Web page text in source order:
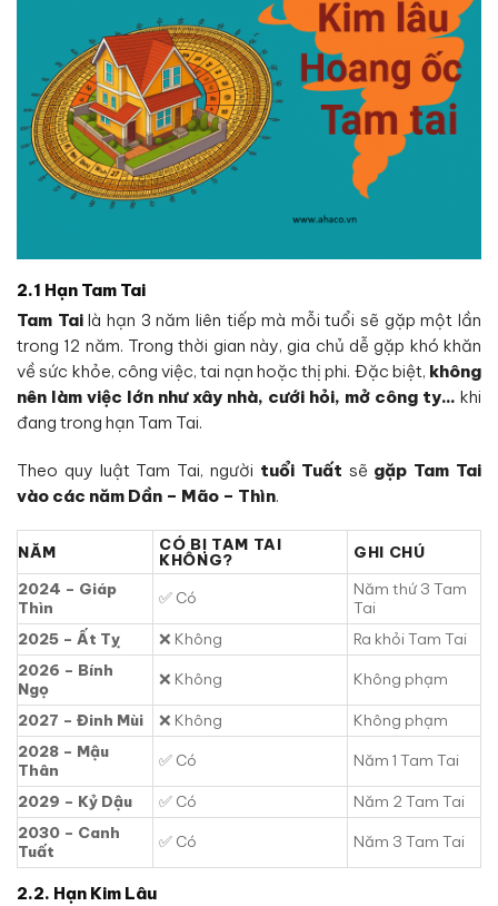
2.1 Hạn Tam Tai
Tam Tailà hạn 3 năm liên tiếp mà mỗi tuổi sẽ gặp một lần
trong 12 năm. Trong thời gian này, gia chủ dễ gặp khó khăn
về sức khỏe, công việc, tai nạn hoặc thị phi. Đặc biệt, không
nên làm việc lớn như xây nhà, cưới hỏi, mở công ty… khi
đang trong hạn Tam Tai.
Theo quy luật Tam Tai, người tuổi Tuất sẽ gặp Tam Tai
vào các năm Dần – Mão – Thìn.
NĂM CÓ BỊ TAM TAI
KHÔNG?
GHI CHÚ
2024 – Giáp
Thìn
✅ Có
Năm thứ 3 Tam
Tai
2025 – Ất Tỵ
❌ Không
Ra khỏi Tam Tai
2026 – Bính
Ngọ
❌ Không Không phạm
2027 – Đinh Mùi ❌ Không
Không phạm
2028 – Mậu
Thân
✅ Có Năm 1 Tam Tai
2029 – Kỷ Dậu ✅ Có
Năm 2 Tam Tai
2030 – Canh
Tuất
✅ Có Năm 3 Tam Tai
2.2. Hạn Kim Lâu